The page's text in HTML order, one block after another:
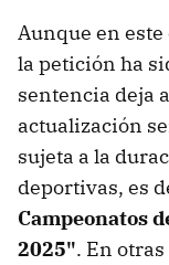
Aunque en este
la petición ha
sentencia deja
actualización
sujeta a la
deportivas, es
Campeonatos
2025". En